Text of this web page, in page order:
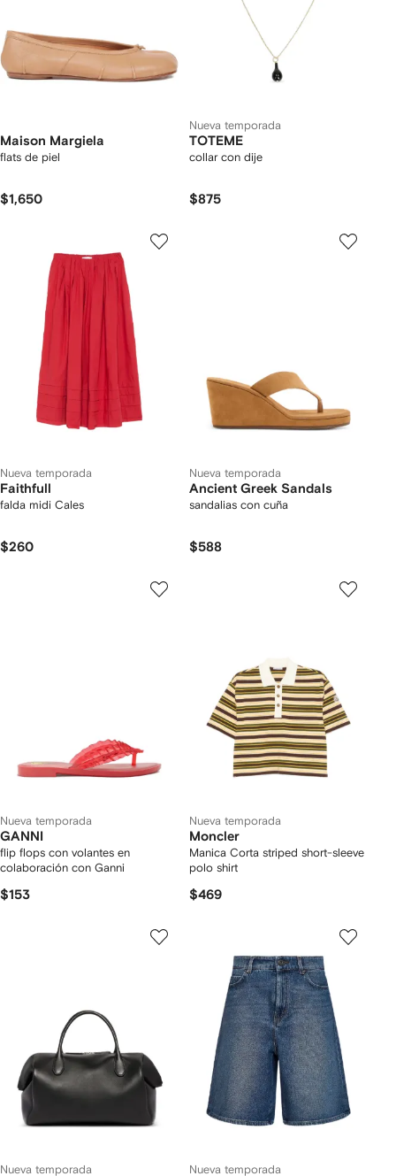
Maison Margiela
flats de piel
$1,650
Nueva temporada
TOTEME
collar con dije
$875
Nueva temporada
Faithfull
falda midi Cales
$260
Nueva temporada
Ancient Greek Sandals
sandalias con cuña
$588
Nueva temporada
GANNI
flip flops con volantes en
colaboración con Ganni
$153
Nueva temporada
Moncler
Manica Corta striped short-sleeve
polo shirt
$469
Nueva temporada Nueva temporada